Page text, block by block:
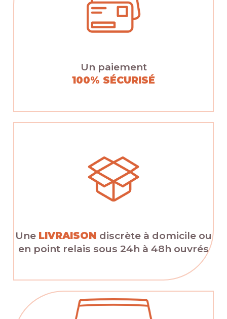
Un paiement
100% SÉCURISÉ
Une LIVRAISON discrète à domicile ou
en point relais sous 24h à 48h ouvrés